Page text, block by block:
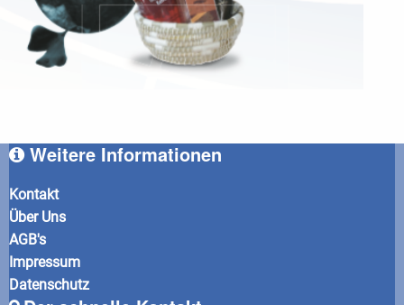
Weitere Informationen
Kontakt
Über Uns
AGB's
Impressum
Datenschutz